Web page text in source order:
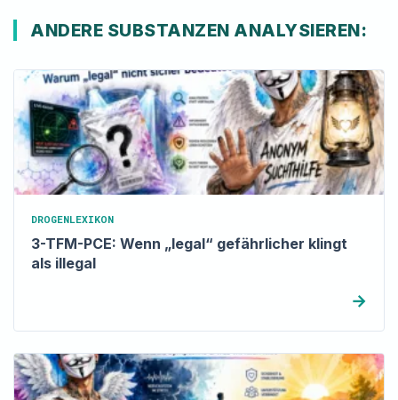
ANDERE SUBSTANZEN ANALYSIEREN:
DROGENLEXIKON
3-TFM-PCE: Wenn „legal“ gefährlicher klingt
als illegal
→